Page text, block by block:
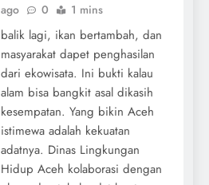
ago
0 1 mins
balik lagi, ikan bertambah, dan
masyarakat dapet penghasilan
dari ekowisata. Ini bukti kalau
alam bisa bangkit asal dikasih
kesempatan. Yang bikin Aceh
istimewa adalah kekuatan
adatnya. Dinas Lingkungan
Hidup Aceh kolaborasi dengan